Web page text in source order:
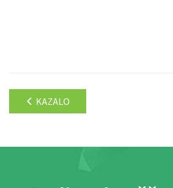
KAZALO